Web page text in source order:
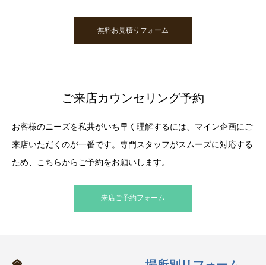
無料お見積りフォーム
ご来店カウンセリング予約
お客様のニーズを私共がいち早く理解するには、マイン企画にご
来店いただくのが一番です。専門スタッフがスムーズに対応する
ため、こちらからご予約をお願いします。
来店ご予約フォーム